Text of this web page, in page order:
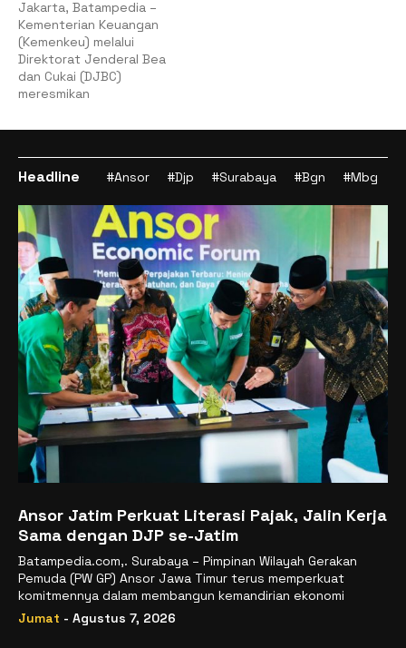
Headline #Ansor #Djp #Surabaya #Bgn #Mbg
Ansor Jatim Perkuat Literasi Pajak, Jalin Kerja
Sama dengan DJP se-Jatim
Batampedia.com,. Surabaya – Pimpinan Wilayah Gerakan
Pemuda (PW GP) Ansor Jawa Timur terus memperkuat
komitmennya dalam membangun kemandirian ekonomi
Jumat - Agustus 7, 2026